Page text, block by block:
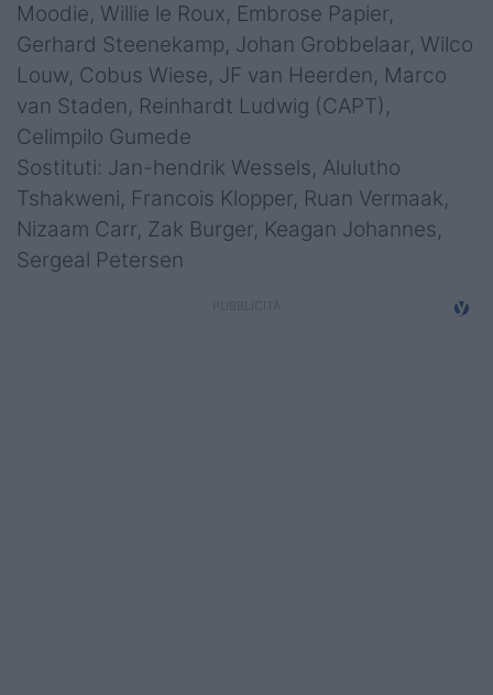
Moodie, Willie le Roux, Embrose Papier,
Gerhard Steenekamp, Johan Grobbelaar, Wilco
Louw, Cobus Wiese, JF van Heerden, Marco
van Staden, Reinhardt Ludwig (CAPT),
Celimpilo Gumede
Sostituti: Jan-hendrik Wessels, Alulutho
Tshakweni, Francois Klopper, Ruan Vermaak,
Nizaam Carr, Zak Burger, Keagan Johannes,
Sergeal Petersen